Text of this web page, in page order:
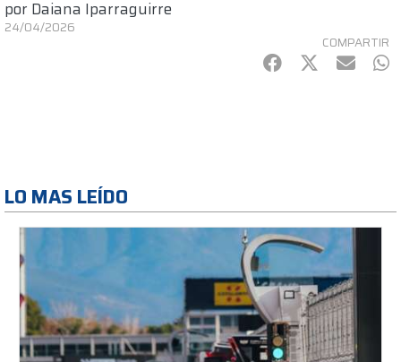
por Daiana Iparraguirre
24/04/2026
COMPARTIR
Facebook
Twitter
mail
LO MAS LEÍDO